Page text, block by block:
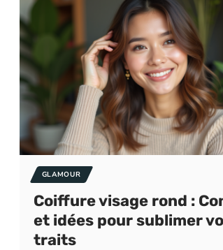
GLAMOUR
Coiffure visage rond :
et idées pour sublimer
traits